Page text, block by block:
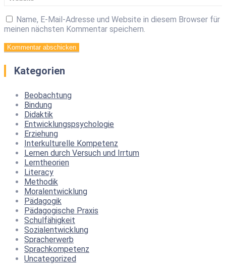
Name, E-Mail-Adresse und Website in diesem Browser für
meinen nächsten Kommentar speichern.
Kategorien
Beobachtung
Bindung
Didaktik
Entwicklungspsychologie
Erziehung
Interkulturelle Kompetenz
Lernen durch Versuch und Irrtum
Lerntheorien
Literacy
Methodik
Moralentwicklung
Pädagogik
Pädagogische Praxis
Schulfähigkeit
Sozialentwicklung
Spracherwerb
Sprachkompetenz
Uncategorized